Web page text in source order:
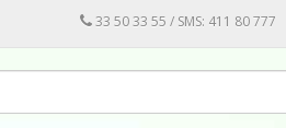
33 50 33 55 / SMS: 411 80 777